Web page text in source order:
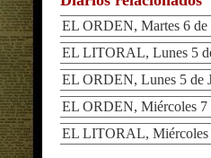
EL ORDEN, Martes 6 de
EL LITORAL, Lunes 5
EL ORDEN, Lunes 5 de
EL ORDEN, Miércoles 7
EL LITORAL, Miércoles